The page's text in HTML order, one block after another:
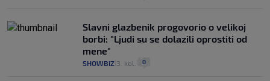
Slavni glazbenik progovorio o velikoj
borbi: "Ljudi su se dolazili oprostiti od
mene"
SHOWBIZ 3. kol. 0